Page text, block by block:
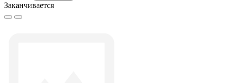
Заканчивается